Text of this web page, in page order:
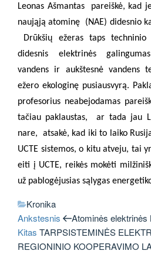
Leonas Ašmantas
pareiškė, kad
naująją atominę
(NAE) didesnio
Drūkšių ežeras taps
didesnis elektrinės
vandens ir aukštesnė vandens
ežero ekologinę pusiausvyrą.
profesorius neabejodamas
tačiau paklaustas,
ar tada jau
nare,
atsakė, kad iki to laiko
UCTE sistemos, o kitu atveju, tai
eiti į UCTE, reikės mokėti
už pablogėjusias sąlygas
Kategorijos
Kronika
Navigacija
tarp
Ankstesnis
įrašas
Ankstesnis
Atominės elektrinės
Kitas
įrašas
Kitas TARPSISTEMINĖS
REGIONINIO KOOPERAVIMO